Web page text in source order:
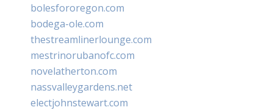
bolesfororegon.com
bodega-ole.com
thestreamlinerlounge.com
mestrinorubanofc.com
novelatherton.com
nassvalleygardens.net
electjohnstewart.com